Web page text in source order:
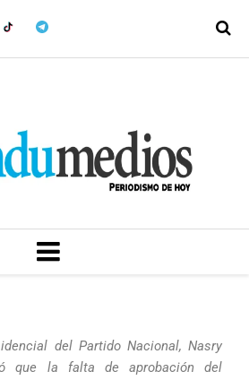
MENU
del Partido Nacional, Nasry
que la falta de aprobación del